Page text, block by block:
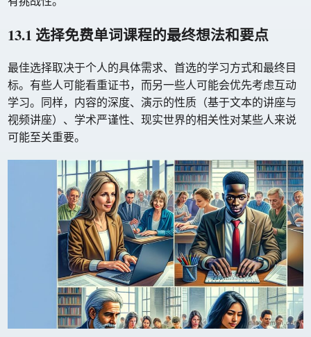
13.1 选择免费单词课程的最终想法和要点
最佳选择取决于个人的具体需求、首选的学习方式和最终目
标。有些人可能看重证书，而另一些人可能会优先考虑互动
学习。同样，内容的深度、演示的性质（基于文本的讲座与
视频讲座）、学术严谨性、现实世界的相关性对某些人来说
可能至关重要。